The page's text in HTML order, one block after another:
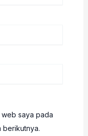
web saya pada
berikutnya.